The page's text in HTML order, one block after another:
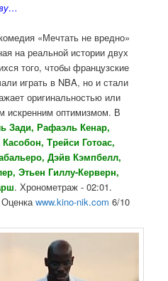
«Мечтать не вредно»
на реальной истории двух
того, чтобы французские
играть в NBA, но и стали
оригинальностью или
искренним оптимизмом. В
Зади, Рафаэль Кенар,
Трейси Готоас,
Дэйв Кэмпбелл,
Этьен Гиллу-Керверн,
. Хронометраж - 02:01.
Оценкаwww.kino-nik.com 6/10